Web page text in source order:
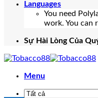
Languages
You need
work. You can
Sự Hài Lòng Của
Menu